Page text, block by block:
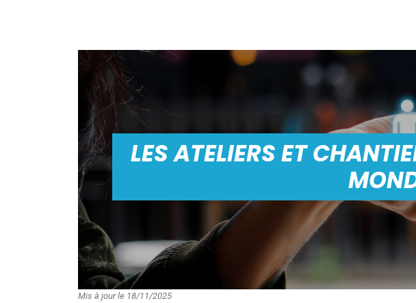
LES ATELIERS ET
Mis à jour le 18/11/2025